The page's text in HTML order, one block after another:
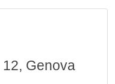
Genova